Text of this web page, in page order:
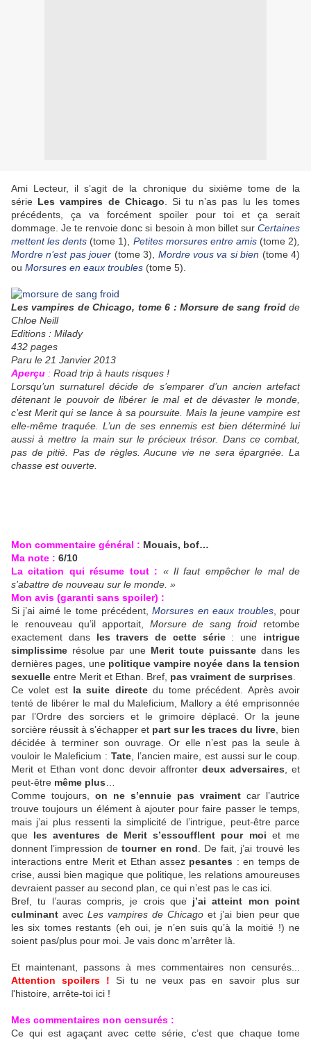
Ami Lecteur, il s’agit de la chronique du sixième tome de la
série Les vampires de Chicago . Si tu n’as pas lu les tomes
précédents, ça va forcément spoiler pour toi et ça serait
dommage. Je te renvoie donc si besoin à mon billet sur Certaines
mettent les dents (tome 1), Petites morsures entre amis(tome 2)
Mordre n’est pas jouer (tome 3), Mordre vous va si bien (tome 4)
ou Morsures en eaux troubles (tome 5).
Les vampires de Chicago, tome 6 : Morsure de sang froidde
Chloe Neill
Editions : Milady
432 pages
Paru le 21 Janvier 2013
Aperçu : Road trip à hauts risques !
Lorsqu’un surnaturel décide de s’emparer d’un ancien artefact
détenant le pouvoir de libérer le mal et de dévaster le monde,
c’est Merit qui se lance à sa poursuite. Mais la jeune vampire est
elle-même traquée. L’un de ses ennemis est bien déterminé lui
aussi à mettre la main sur le précieux trésor. Dans ce combat,
pas de pitié. Pas de règles. Aucune vie ne sera épargnée. La
chasse est ouverte.
Mon commentaire général : Mouais, bof…
Ma note : 6/10
La citation qui résume tout : « Il faut empêcher le mal de
s’abattre de nouveau sur le monde. »
Mon avis (garanti sans spoiler) :
Si j’ai aimé le tome précédent,Morsures en eaux troubles, pour
le renouveau qu’il apportait, Morsure de sang froid retombe
exactement dans les travers de cette série: une intrigue
simplissime résolue par une Merit toute puissante dans les
dernières pages, une politique vampire noyée dans la tension
sexuelle entre Merit et Ethan. Bref, pas vraiment de surprises
Ce volet est la suite directedu tome précédent. Après avoir
tenté de libérer le mal du Maleficium, Mallory a été emprisonnée
par l’Ordre des sorciers et le grimoire déplacé. Or la jeune
sorcière réussit à s’échapper et part sur les traces du livre , bien
décidée à terminer son ouvrage. Or elle n’est pas la seule à
vouloir le Maleficium : Tate, l’ancien maire, est aussi sur le coup.
Merit et Ethan vont donc devoir affronter deux adversaires , et
peut-être même plus
Comme toujours, on ne s’ennuie pas vraiment car l’autrice
trouve toujours un élément à ajouter pour faire passer le temps,
mais j’ai plus ressenti la simplicité de l’intrigue, peut-être parce
que les aventures de Merit s’essoufflent pour moi et me
donnent l’impression detourner en rond . De fait, j’ai trouvé les
interactions entre Merit et Ethan assez pesantes : en temps de
crise, aussi bien magique que politique, les relations amoureuses
devraient passer au second plan, ce qui n’est pas le cas ici.
Bref, tu l’auras compris, je crois que j’ai atteint mon point
culminant avec Les vampires de Chicago et j’ai bien peur que
les six tomes restants (eh oui, je n’en suis qu’à la moitié !) ne
soient pas/plus pour moi. Je vais donc m’arrêter là.
Et maintenant, passons à mes commentaires non censurés...
Attention spoilers ! Si tu ne veux pas en savoir plus sur
l'histoire, arrête-toi ici !
Mes commentaires non censurés :
Ce qui est agaçant avec cette série, c’est que chaque tome